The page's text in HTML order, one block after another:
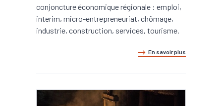
conjoncture économique régionale : emploi,
interim, micro-entrepreneuriat, chômage,
industrie, construction, services, tourisme.
En savoir plus